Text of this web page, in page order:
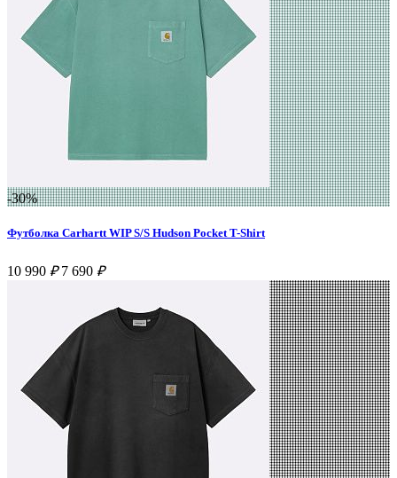
-30%
Футболка Carhartt WIP S/S Hudson Pocket T-Shirt
10 990 ₽ 7 690 ₽